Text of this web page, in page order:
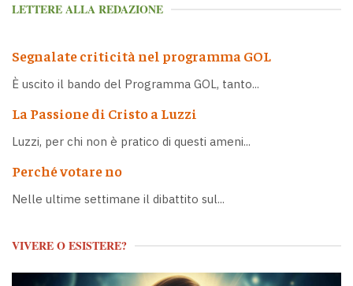
LETTERE ALLA REDAZIONE
Segnalate criticità nel programma GOL
È uscito il bando del Programma GOL, tanto...
La Passione di Cristo a Luzzi
Luzzi, per chi non è pratico di questi ameni...
Perché votare no
Nelle ultime settimane il dibattito sul...
VIVERE O ESISTERE?